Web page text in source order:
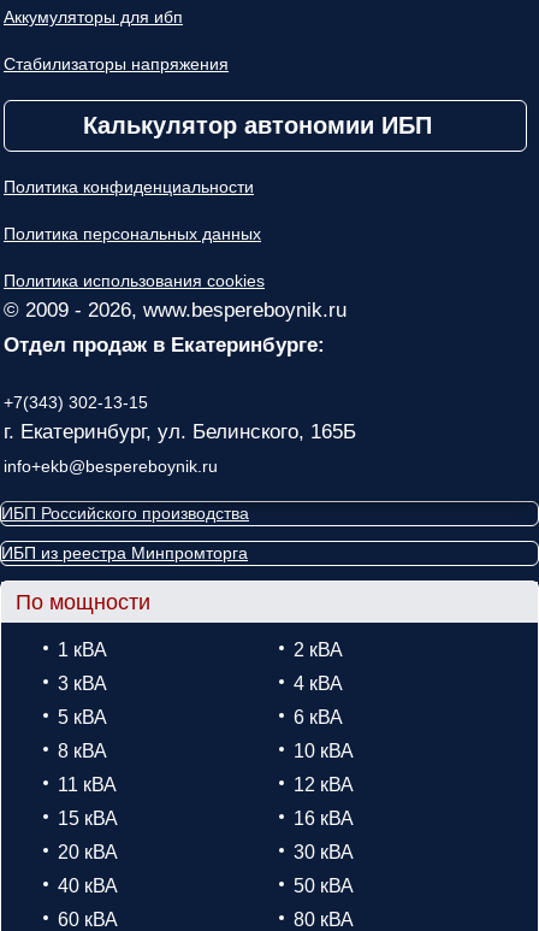
Аккумуляторы для ибп
Стабилизаторы напряжения
Калькулятор автономии ИБП
Политика конфиденциальности
Политика персональных данных
Политика использования cookies
© 2009 - 2026, www.bespereboynik.ru
Отдел продаж в Екатеринбурге:
+7(343) 302-13-15
г. Екатеринбург, ул. Белинского, 165Б
info+ekb@bespereboynik.ru
ИБП Российского производства
ИБП из реестра Минпромторга
По мощности
1 кВА
2 кВА
3 кВА
4 кВА
5 кВА
6 кВА
8 кВА
10 кВА
11 кВА
12 кВА
15 кВА
16 кВА
20 кВА
30 кВА
40 кВА
50 кВА
60 кВА
80 кВА